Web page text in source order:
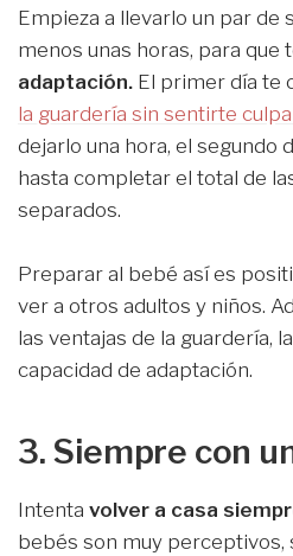
Empieza a llevarlo un par de
menos unas horas, para que
adaptación. El primer día te
la guardería sin sentirte
dejarlo una hora, el segundo
hasta completar el total de
separados.
Preparar al bebé así es
ver a otros adultos y niños.
las ventajas de la guardería,
capacidad de adaptación.
3. Siempre con
Intenta volver a casa
bebés son muy perceptivos,